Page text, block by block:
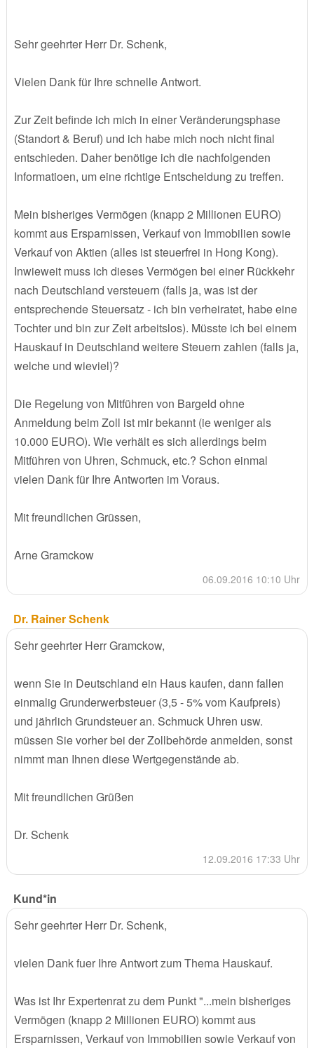
Sehr geehrter Herr Dr. Schenk,
Vielen Dank für Ihre schnelle Antwort.
Zur Zeit befinde ich mich in einer Veränderungsphase
(Standort & Beruf) und ich habe mich noch nicht final
entschieden. Daher benötige ich die nachfolgenden
Informatioen, um eine richtige Entscheidung zu treffen.
Mein bisheriges Vermögen (knapp 2 Millionen EURO)
kommt aus Ersparnissen, Verkauf von Immobilien sowie
Verkauf von Aktien (alles ist steuerfrei in Hong Kong).
Inwieweit muss ich dieses Vermögen bei einer Rückkehr
nach Deutschland versteuern (falls ja, was ist der
entsprechende Steuersatz - ich bin verheiratet, habe eine
Tochter und bin zur Zeit arbeitslos). Müsste ich bei einem
Hauskauf in Deutschland weitere Steuern zahlen (falls ja,
welche und wieviel)?
Die Regelung von Mitführen von Bargeld ohne
Anmeldung beim Zoll ist mir bekannt (ie weniger als
10.000 EURO). Wie verhält es sich allerdings beim
Mitführen von Uhren, Schmuck, etc.? Schon einmal
vielen Dank für Ihre Antworten im Voraus.
Mit freundlichen Grüssen,
Arne Gramckow
06.09.2016 10:10 Uhr
Dr. Rainer Schenk
Sehr geehrter Herr Gramckow,
wenn Sie in Deutschland ein Haus kaufen, dann fallen
einmalig Grunderwerbsteuer (3,5 - 5% vom Kaufpreis)
und jährlich Grundsteuer an. Schmuck Uhren usw.
müssen Sie vorher bei der Zollbehörde anmelden, sonst
nimmt man Ihnen diese Wertgegenstände ab.
Mit freundlichen Grüßen
Dr. Schenk
12.09.2016 17:33 Uhr
Kund*in
Sehr geehrter Herr Dr. Schenk,
vielen Dank fuer Ihre Antwort zum Thema Hauskauf.
Was ist Ihr Expertenrat zu dem Punkt "...mein bisheriges
Vermögen (knapp 2 Millionen EURO) kommt aus
Ersparnissen, Verkauf von Immobilien sowie Verkauf von